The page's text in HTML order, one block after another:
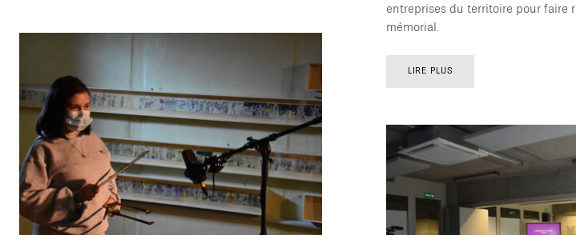
entreprises du territoire pour faire
mémorial.
LIRE PLUS